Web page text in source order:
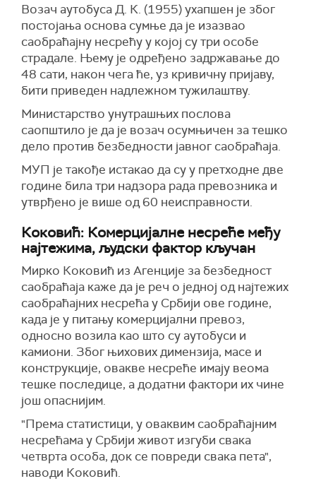
Возач аутобуса Д. К. (1955) ухапшен је због
постојања основа сумње да је изазвао
саобраћајну несрећу у којој су три особе
страдале. Њему је одређено задржавање до
48 сати, након чега ће, уз кривичну пријаву,
бити приведен надлежном тужилаштву.
Министарство унутрашњих послова
саопштило је да је возач осумњичен за тешко
дело против безбедности јавног саобраћаја.
МУП је такође истакао да су у претходне две
године била три надзора рада превозника и
утврђено је више од 60 неисправности.
Коковић: Комерцијалне несреће међу
најтежима, људски фактор кључан
Мирко Коковић из Агенције за безбедност
саобраћаја каже да је реч о једној од најтежих
саобраћајних несрећа у Србији ове године,
када је у питању комерцијални превоз,
односно возила као што су аутобуси и
камиони. Због њихових димензија, масе и
конструкције, овакве несреће имају веома
тешке последице, а додатни фактори их чине
још опаснијим.
"Према статистици, у оваквим саобраћајним
несрећама у Србији живот изгуби свака
четврта особа, док се повреди свака пета",
наводи Коковић.